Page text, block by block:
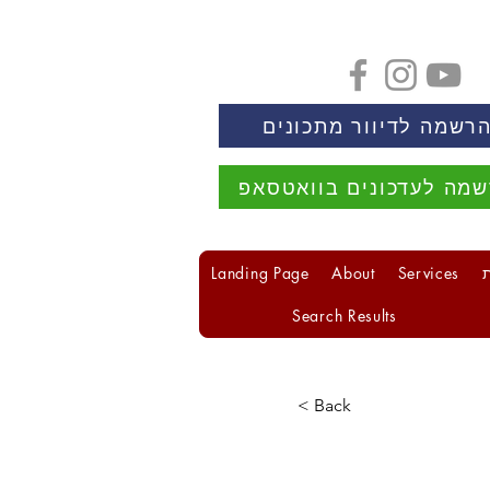
לדיוור מתכונים
לעדכונים בוואטסאפ
Services
About
Landing Page
Search Results
< Back